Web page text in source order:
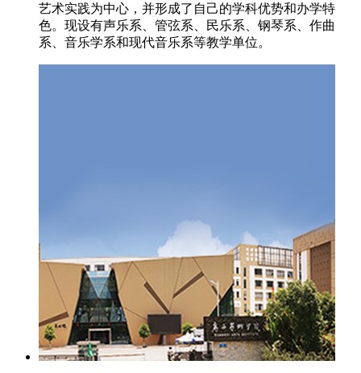
艺术实践为中心，并形成了自己的学科优势和办学特
色。现设有声乐系、管弦系、民乐系、钢琴系、作曲
系、音乐学系和现代音乐系等教学单位。